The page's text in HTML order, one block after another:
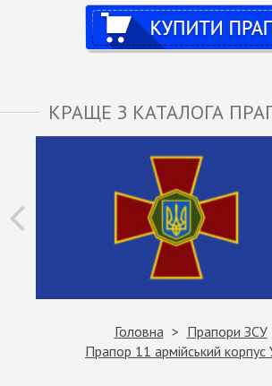
Купити
КРАЩЕ З КАТАЛОГА
Головна
Прапори ЗСУ
Прапор 11 армійський корпус